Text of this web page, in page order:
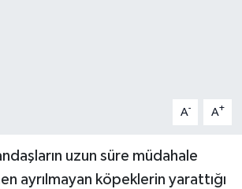
A- A+
uzun süre müdahale
ayrılmayan köpeklerin yarattığı